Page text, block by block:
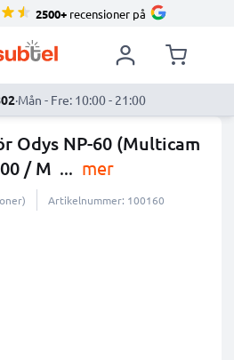
2500+ recensioner på
·Mån - Fre: 10:00 - 21:00
Odys NP-60 (Multicam
/ M ... mer
Artikelnummer: 100160